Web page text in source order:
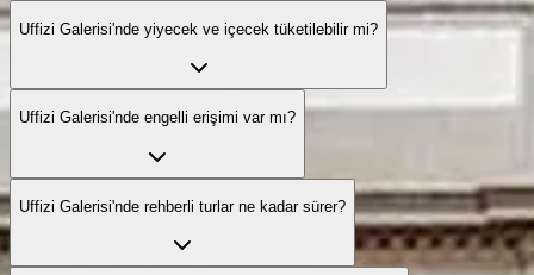
Uffizi Galerisi'nde yiyecek ve içecek tüketilebilir mi?
Uffizi Galerisi'nde engelli erişimi var mı?
Uffizi Galerisi'nde rehberli turlar ne kadar sürer?